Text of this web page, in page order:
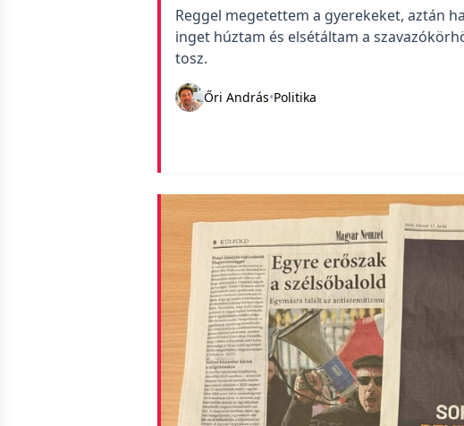
Reggel megetettem a gyerekeket, aztán
inget húztam és elsétáltam a
tosz.
Őri András•Politika